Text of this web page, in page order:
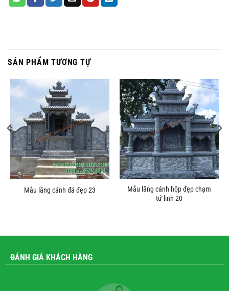
SẢN PHẨM TƯƠNG TỰ
Mẫu lăng cánh đá đẹp 23
Mẫu lăng cánh hộp đẹp chạm
tứ linh 20
ĐÁNH GIÁ KHÁCH HÀNG